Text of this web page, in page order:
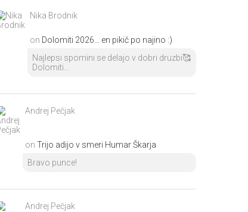
Nika Brodnik
on Dolomiti 2026… en pikič po najino :)
Najlepsi spomini se delajo v dobri druzbi🥰
Dolomiti...
Andrej Pečjak
on Trijo adijo v smeri Humar Škarja
Bravo punce!
Andrej Pečjak